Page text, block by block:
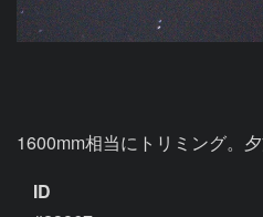
1600mm相当にトリミング。
ID